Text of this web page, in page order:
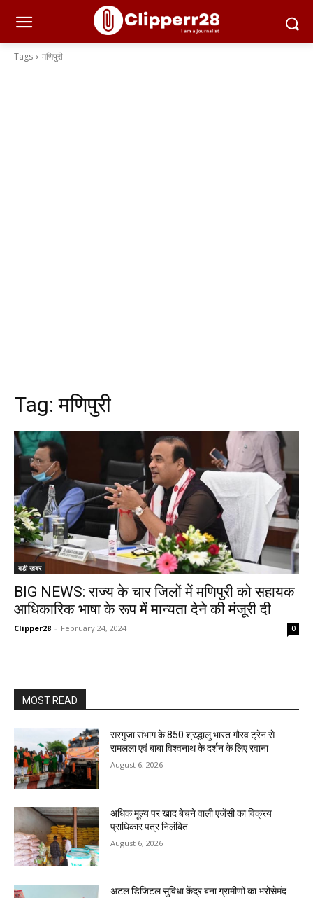
Tags मणिपुरी
Tag:मणिपुरी
बड़ी खबर
BIG NEWS: राज्य के चार जिलों में मणिपुरी को सहायक
आधिकारिक भाषा के रूप में मान्यता देने की मंजूरी दी
Clipper28 - February 24, 2024 0
MOST READ
सरगुजा संभाग के 850 श्रद्धालु भारत गौरव ट्रेन से
रामलला एवं बाबा विश्वनाथ के दर्शन के लिए रवाना
August 6, 2026
अधिक मूल्य पर खाद बेचने वाली एजेंसी का विक्रय
प्राधिकार पत्र निलंबित
August 6, 2026
अटल डिजिटल सुविधा केंद्र बना ग्रामीणों का भरोसेमंद